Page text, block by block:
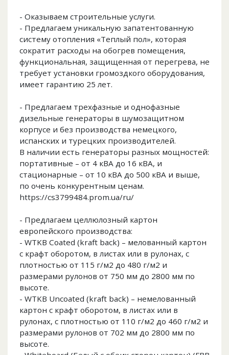
- Оказываем строительные услуги.
- Предлагаем уникальную запатентованную
систему отопления «Теплый пол», которая
сократит расходы на обогрев помещения,
функциональная, защищенная от перегрева, не
требует установки громоздкого оборудования,
имеет гарантию 25 лет.
- Предлагаем трехфазные и однофазные
дизельные генераторы в шумозащитном
корпусе и без производства немецкого,
испанских и турецких производителей.
В наличии есть генераторы разных мощностей:
портативные – от 4 кВА до 16 кВА, и
стационарные – от 10 кВА до 500 кВА и выше,
по очень конкурентным ценам.
https://cs3799484.prom.ua/ru/
- Предлагаем целлюлозный картон
европейского производства:
- WTKB Coated (kraft back) – мелованный картон
с крафт оборотом, в листах или в рулонах, с
плотностью от 115 г/м2 до 480 г/м2 и
размерами рулонов от 750 мм до 2800 мм по
высоте.
- WTKB Uncoated (kraft back) – немелованный
картон с крафт оборотом, в листах или в
рулонах, с плотностью от 110 г/м2 до 460 г/м2 и
размерами рулонов от 702 мм до 2800 мм по
высоте.